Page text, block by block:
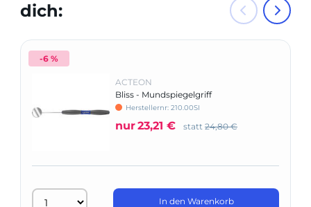
dich:
-6 %
ACTEON
Bliss - Mundspiegelgriff
Herstellernr: 210.00SI
nur23,21 € statt 24,80 €
In den Warenkorb